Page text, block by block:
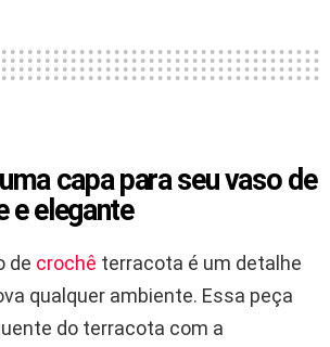
capa para seu vaso de
e elegante
de crochê terracota é um detalhe
qualquer ambiente. Essa peça
do terracota com a